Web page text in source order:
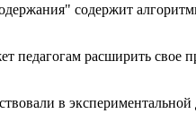
содержит
педагогам расширить
в